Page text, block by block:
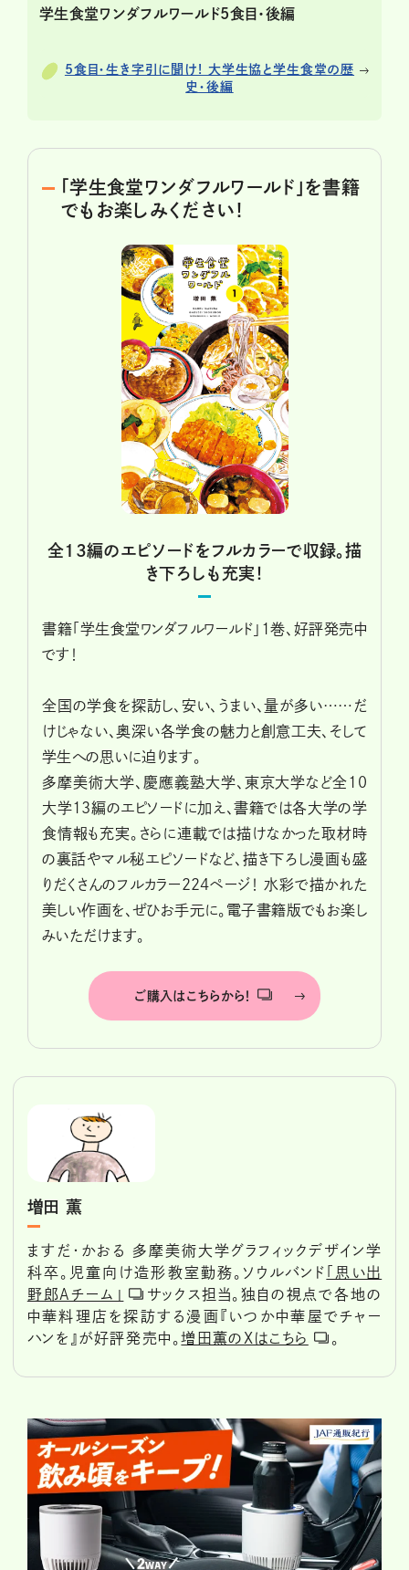
学生食堂ワンダフルワールド5食目・後編
5食目・生き字引に聞け! 大学生協と学生食堂の歴
史・後編
「学生食堂ワンダフルワールド」を書籍
でもお楽しみください！
全13編のエピソードをフルカラーで収録。描
き下ろしも充実！
書籍「学生食堂ワンダフルワールド」1巻、好評発売中
です！
全国の学食を探訪し、安い、うまい、量が多い……だ
けじゃない、奥深い各学食の魅力と創意工夫、そして
学生への思いに迫ります。
多摩美術大学、慶應義塾大学、東京大学など全10
大学13編のエピソードに加え、書籍では各大学の学
食情報も充実。さらに連載では描けなかった取材時
の裏話やマル秘エピソードなど、描き下ろし漫画も盛
りだくさんのフルカラー224ページ！ 水彩で描かれた
美しい作画を、ぜひお手元に。電子書籍版でもお楽し
みいただけます。
ご購入はこちらから！
増田 薫
ますだ・かおる 多摩美術大学グラフィックデザイン学
科卒。児童向け造形教室勤務。ソウルバンド
「思い出
野郎Aチーム」
サックス担当。独自の視点で各地の
中華料理店を探訪する漫画『いつか中華屋でチャー
ハンを』が好評発売中。増田薫のXはこちら 。